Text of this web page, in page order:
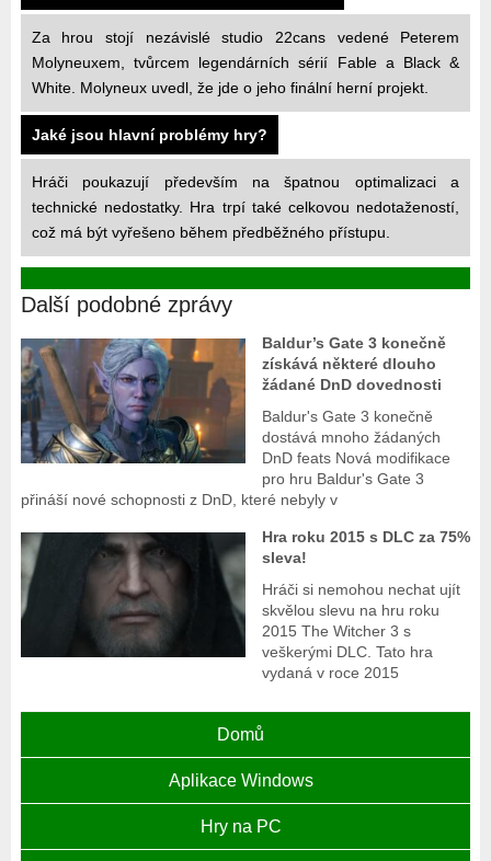
Za hrou stojí nezávislé studio 22cans vedené Peterem
Molyneuxem, tvůrcem legendárních sérií Fable a Black &
White. Molyneux uvedl, že jde o jeho finální herní projekt.
Jaké jsou hlavní problémy hry?
Hráči poukazují především na špatnou optimalizaci a
technické nedostatky. Hra trpí také celkovou nedotažeností,
což má být vyřešeno během předběžného přístupu.
Další podobné zprávy
Baldur’s Gate 3 konečně
získává některé dlouho
žádané DnD dovednosti
Baldur's Gate 3 konečně
dostává mnoho žádaných
DnD feats Nová modifikace
pro hru Baldur's Gate 3
přináší nové schopnosti z DnD, které nebyly v
Hra roku 2015 s DLC za 75%
sleva!
Hráči si nemohou nechat ujít
skvělou slevu na hru roku
2015 The Witcher 3 s
veškerými DLC. Tato hra
vydaná v roce 2015
Domů
Aplikace Windows
Hry na PC